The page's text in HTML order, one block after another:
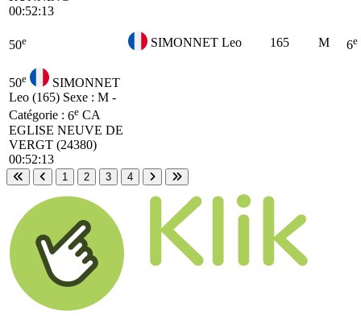
00:52:13
50e SIMONNET Leo 165 M 6e
50e
SIMONNET
Leo (165) Sexe : M -
Catégorie : 6e CA
EGLISE NEUVE DE
VERGT (24380)
00:52:13
Première page
Page précédente
1 2 3
4
Page suivante
Dernière page